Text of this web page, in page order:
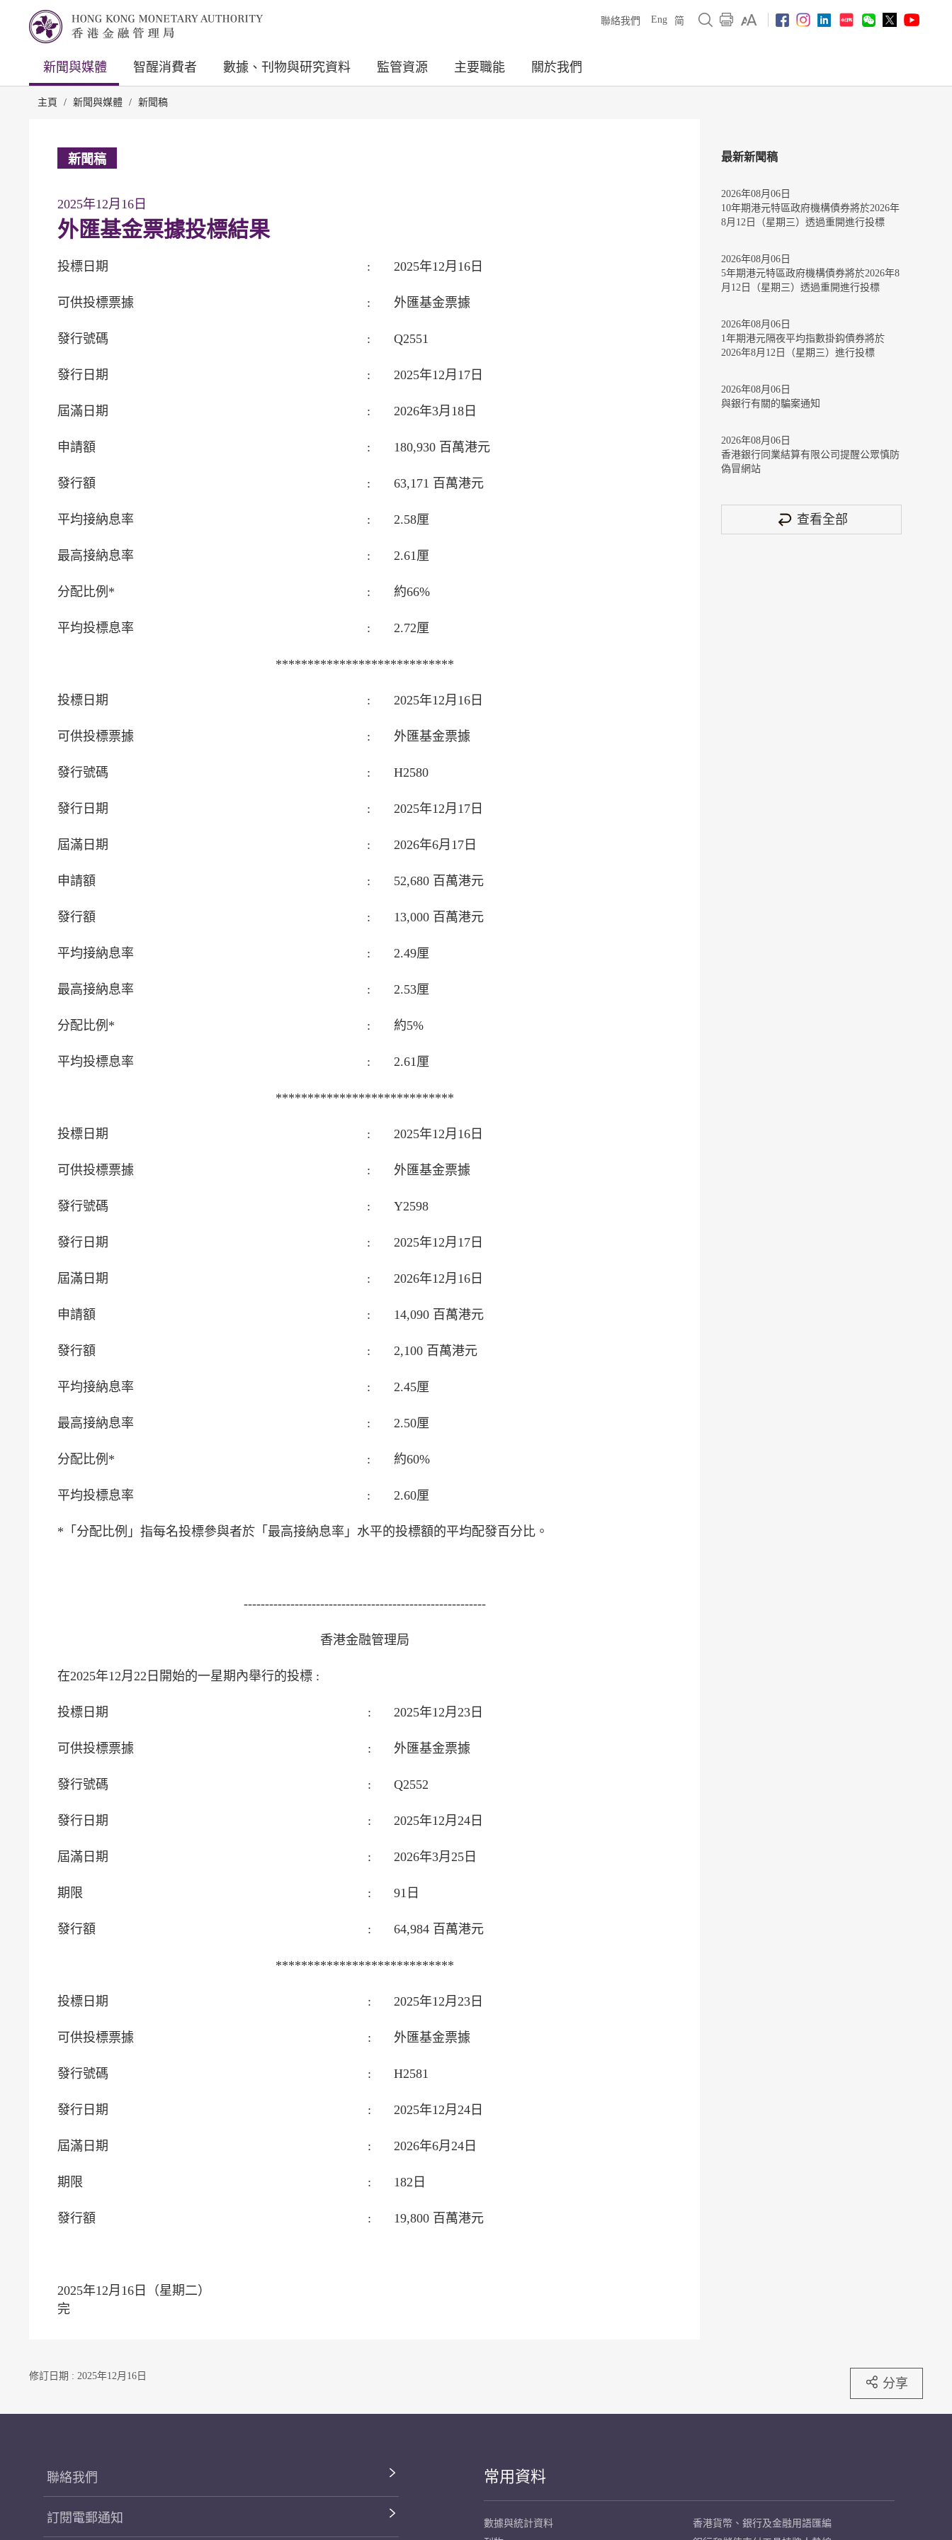
聯絡我們 Eng 简
新聞與媒體 智醒消費者 數據、刊物與研究資料 監管資源 主要職能 關於我們
主頁 / 新聞與媒體 / 新聞稿
新聞稿
2025年12月16日
外匯基金票據投標結果
投標日期 : 2025年12月16日
可供投標票據 : 外匯基金票據
發行號碼 : Q2551
發行日期 : 2025年12月17日
屆滿日期 : 2026年3月18日
申請額 : 180,930 百萬港元
發行額 : 63,171 百萬港元
平均接納息率 : 2.58厘
最高接納息率 : 2.61厘
分配比例* : 約66%
平均投標息率 : 2.72厘
****************************
投標日期 : 2025年12月16日
可供投標票據 : 外匯基金票據
發行號碼 : H2580
發行日期 : 2025年12月17日
屆滿日期 : 2026年6月17日
申請額 : 52,680 百萬港元
發行額 : 13,000 百萬港元
平均接納息率 : 2.49厘
最高接納息率 : 2.53厘
分配比例* : 約5%
平均投標息率 : 2.61厘
****************************
投標日期 : 2025年12月16日
可供投標票據 : 外匯基金票據
發行號碼 : Y2598
發行日期 : 2025年12月17日
屆滿日期 : 2026年12月16日
申請額 : 14,090 百萬港元
發行額 : 2,100 百萬港元
平均接納息率 : 2.45厘
最高接納息率 : 2.50厘
分配比例* : 約60%
平均投標息率 : 2.60厘
*「分配比例」指每名投標參與者於「最高接納息率」水平的投標額的平均配發百分比。
---------------------------------------------------------
香港金融管理局
在2025年12月22日開始的一星期內舉行的投標 :
投標日期 : 2025年12月23日
可供投標票據 : 外匯基金票據
發行號碼 : Q2552
發行日期 : 2025年12月24日
屆滿日期 : 2026年3月25日
期限 : 91日
發行額 : 64,984 百萬港元
****************************
投標日期 : 2025年12月23日
可供投標票據 : 外匯基金票據
發行號碼 : H2581
發行日期 : 2025年12月24日
屆滿日期 : 2026年6月24日
期限 : 182日
發行額 : 19,800 百萬港元
2025年12月16日（星期二）
完
最新新聞稿
2026年08月06日
10年期港元特區政府機構債券將於2026年
8月12日（星期三）透過重開進行投標
2026年08月06日
5年期港元特區政府機構債券將於2026年8
月12日（星期三）透過重開進行投標
2026年08月06日
1年期港元隔夜平均指數掛鈎債券將於
2026年8月12日（星期三）進行投標
2026年08月06日
與銀行有關的騙案通知
2026年08月06日
香港銀行同業結算有限公司提醒公眾慎防
偽冒網站
查看全部
修訂日期 : 2025年12月16日 分享
聯絡我們
訂閱電郵通知
常用資料
數據與統計資料
香港貨幣、銀行及金融用語匯編